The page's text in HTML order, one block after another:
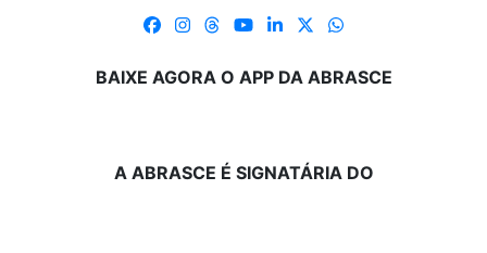
BAIXE AGORA O APP DA ABRASCE
A ABRASCE É SIGNATÁRIA DO